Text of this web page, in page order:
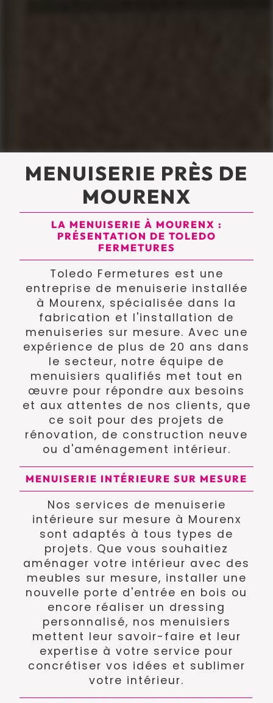
MENUISERIE PRÈS DE
MOURENX
LA MENUISERIE À MOURENX :
PRÉSENTATION DE TOLEDO
FERMETURES
Toledo Fermetures est une
entreprise de menuiserie installée
à Mourenx, spécialisée dans la
fabrication et l'installation de
menuiseries sur mesure. Avec une
expérience de plus de 20 ans dans
le secteur, notre équipe de
menuisiers qualifiés met tout en
œuvre pour répondre aux besoins
et aux attentes de nos clients, que
ce soit pour des projets de
rénovation, de construction neuve
ou d'aménagement intérieur.
MENUISERIE INTÉRIEURE SUR MESURE
Nos services de menuiserie
intérieure sur mesure à Mourenx
sont adaptés à tous types de
projets. Que vous souhaitiez
aménager votre intérieur avec des
meubles sur mesure, installer une
nouvelle porte d'entrée en bois ou
encore réaliser un dressing
personnalisé, nos menuisiers
mettent leur savoir-faire et leur
expertise à votre service pour
concrétiser vos idées et sublimer
votre intérieur.